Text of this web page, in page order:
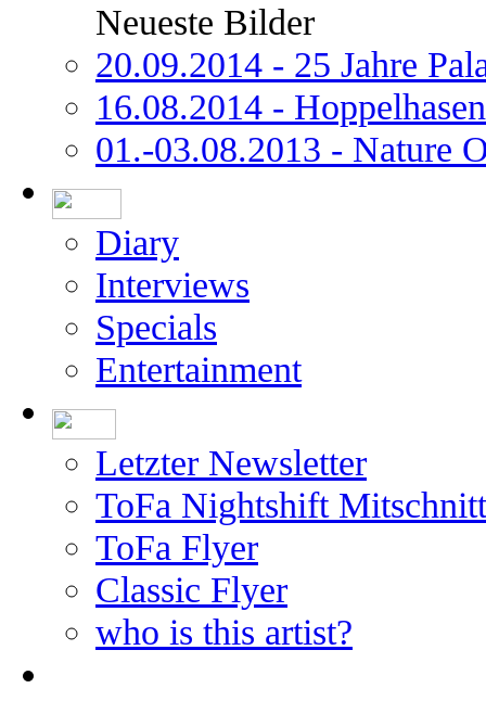
Neueste Bilder
20.09.2014 - 25 Jahre
16.08.2014 -
01.-03.08.2013 - Nature
Diary
Interviews
Specials
Entertainment
Letzter Newsletter
ToFa Nightshift
ToFa Flyer
Classic Flyer
who is this artist?